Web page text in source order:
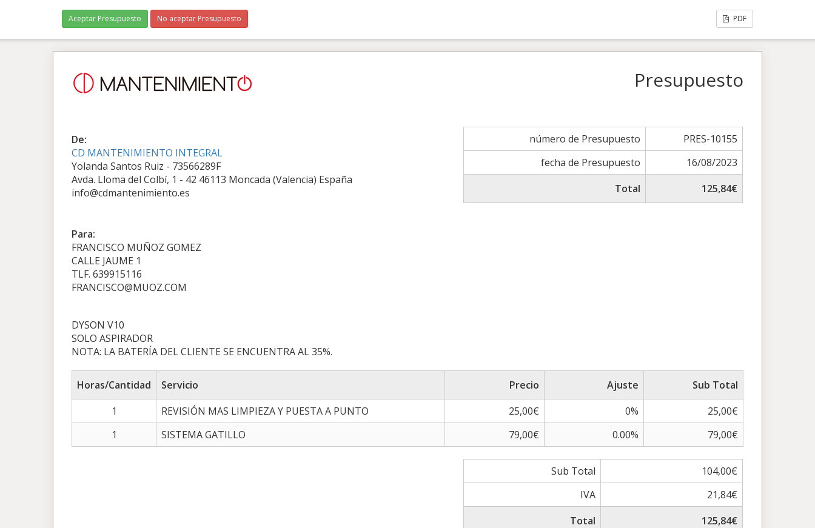
Aceptar Presupuesto No aceptar Presupuesto PDF
Presupuesto
De:
CD MANTENIMIENTO INTEGRAL
Yolanda Santos Ruiz - 73566289F
Avda. Lloma del Colbí, 1 - 42 46113 Moncada (Valencia) España
info@cdmantenimiento.es
número de Presupuesto
PRES-10155
fecha de Presupuesto
16/08/2023
Total
125,84€
Para:
FRANCISCO MUÑOZ GOMEZ
CALLE JAUME 1
TLF. 639915116
FRANCISCO@MUOZ.COM
DYSON V10
SOLO ASPIRADOR
NOTA: LA BATERÍA DEL CLIENTE SE ENCUENTRA AL 35%.
Horas/Cantidad Servicio Precio Ajuste
Sub Total
1
REVISIÓN MAS LIMPIEZA Y PUESTA A PUNTO 25,00€ 0%
25,00€
1
SISTEMA GATILLO 79,00€ 0.00% 79,00€
Sub Total
104,00€
IVA
21,84€
Total
125,84€